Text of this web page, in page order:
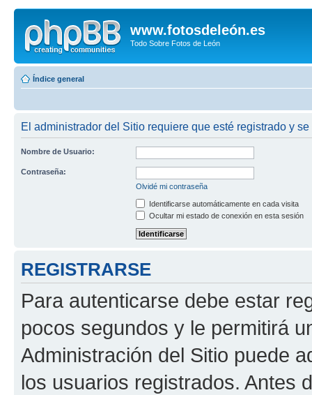
www.fotosdeleón.es
Todo Sobre Fotos de León
Índice general
El administrador del Sitio requiere que esté registrado y
Nombre de Usuario:
Contraseña:
Olvidé mi contraseña
Identificarse automáticamente en cada visita
Ocultar mi estado de conexión en esta sesión
REGISTRARSE
Para autenticarse debe estar
pocos segundos y le permitirá
Administración del Sitio puede
los usuarios registrados. Antes